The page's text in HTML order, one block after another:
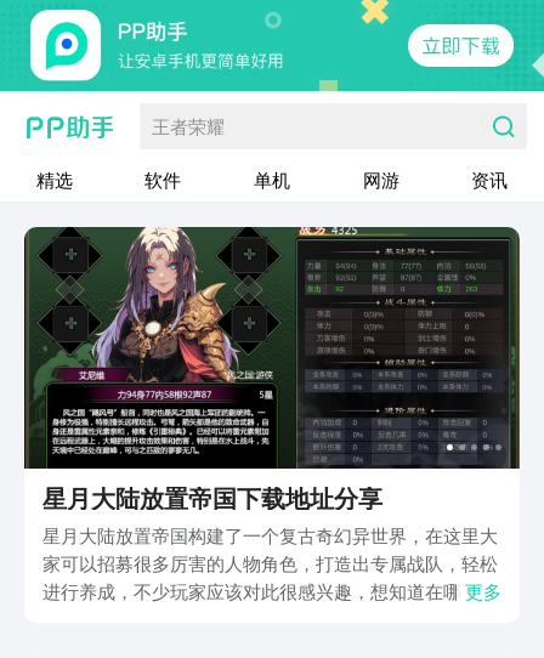
王者荣耀
精选 软件 单机 网游 资讯
星月大陆放置帝国下载地址分享
星月大陆放置帝国构建了一个复古奇幻异世界，在这里大
家可以招募很多厉害的人物角色，打造出专属战队，轻松
进行养成，不少玩家应该对此很感兴趣，想知道在哪下更多